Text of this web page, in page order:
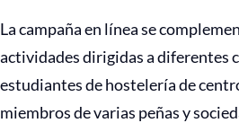
La campaña en línea se
actividades dirigidas a diferentes
estudiantes de hostelería de
miembros de varias peñas y